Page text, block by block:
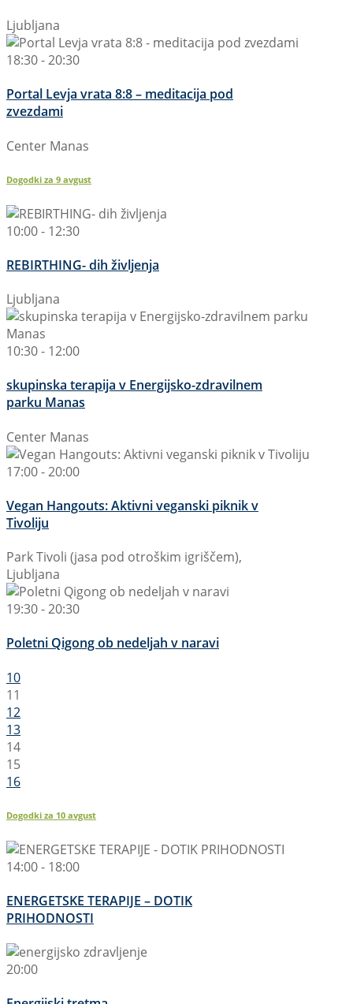
Ljubljana
18:30 - 20:30
Portal Levja vrata 8:8 – meditacija pod
zvezdami
Center Manas
Dogodki za 9 avgust
10:00 - 12:30
REBIRTHING- dih življenja
Ljubljana
10:30 - 12:00
skupinska terapija v Energijsko-zdravilnem
parku Manas
Center Manas
17:00 - 20:00
Vegan Hangouts: Aktivni veganski piknik v
Tivoliju
Park Tivoli (jasa pod otroškim igriščem),
Ljubljana
19:30 - 20:30
Poletni Qigong ob nedeljah v naravi
10
11
12
13
14
15
16
Dogodki za 10 avgust
14:00 - 18:00
ENERGETSKE TERAPIJE – DOTIK
PRIHODNOSTI
20:00